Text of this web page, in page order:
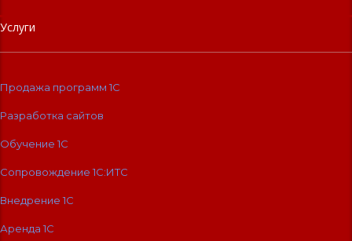
Услуги
Продажа программ 1С
Разработка сайтов
Обучение 1С
Сопровождение 1C:ИТС
Внедрение 1С
Аренда 1С